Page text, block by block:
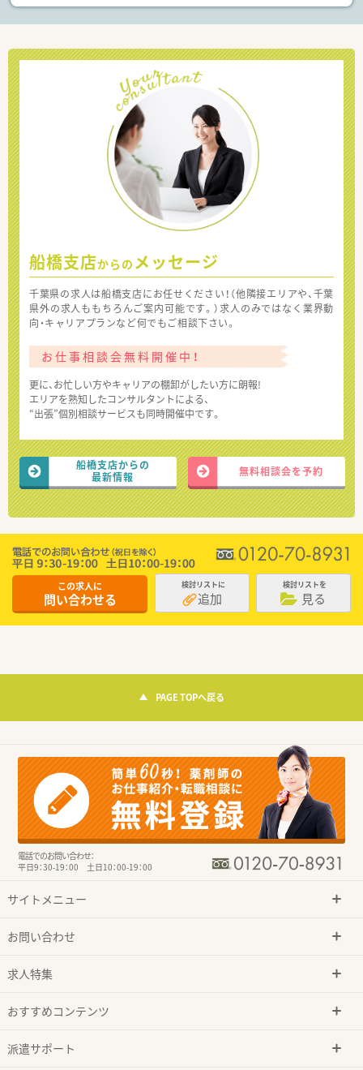
船橋支店からの メッセージ
千葉県の求人は船橋支店にお任せください！（他隣接エリアや、千葉
県外の求人ももちろんご案内可能です。）求人のみではなく業界動
向・キャリアプランなど何でもご相談下さい。
お仕事相談会無料開催中！
更に、お忙しい方やキャリアの棚卸がしたい方に朗報!
エリアを熟知したコンサルタントによる、
“出張”個別相談サービスも同時開催中です。
船橋支店からの
最新情報
無料相談会を予約
この求人に
問い合わせる
検討リストに
追加
検討リストを
見る
PAGE TOPへ戻る
電話でのお問い合わせ：
平日9：30-19：00 土日10：00-19：00
サイトメニュー
お問い合わせ
求人特集
おすすめコンテンツ
派遣サポート